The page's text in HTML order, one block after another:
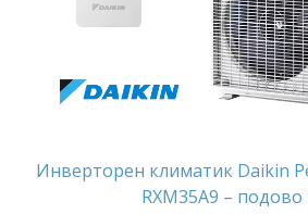
Инверторен климатик Daikin
RXM35A9 – подово